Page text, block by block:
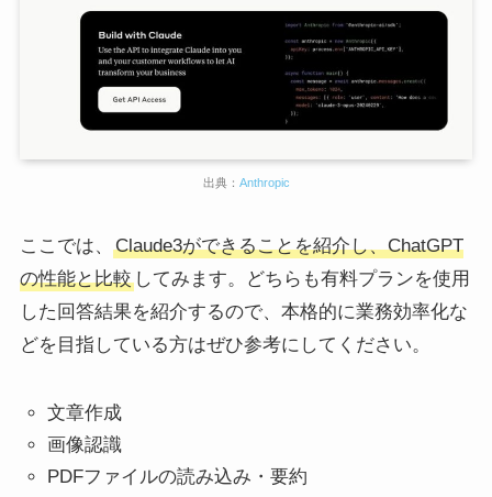
出典： Anthropic
ここでは、
Claude3ができることを紹介し、ChatGPT
の性能と比較してみます。どちらも有料プランを使用
した回答結果を紹介するので、本格的に業務効率化な
どを目指している方はぜひ参考にしてください。
文章作成
画像認識
PDFファイルの読み込み・要約